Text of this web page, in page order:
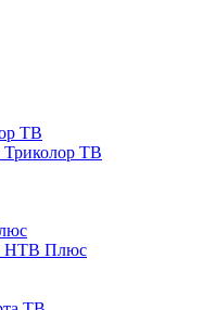
ТВ
Триколор ТВ
НТВ Плюс